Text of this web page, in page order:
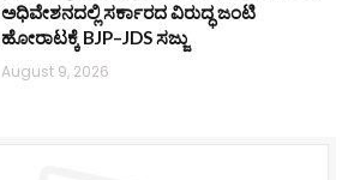
ಅಧಿವೇಶನದಲ್ಲಿ ಸರ್ಕಾರದ ವಿರುದ್ಧ ಜಂಟಿ
ಹೋರಾಟಕ್ಕೆ BJP–JDS ಸಜ್ಜು
August 9, 2026